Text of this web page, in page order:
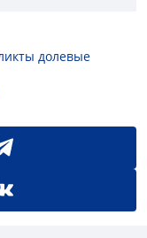
долевые